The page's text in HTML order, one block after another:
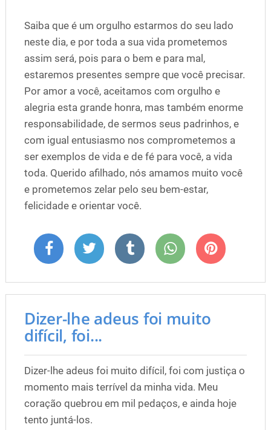
Saiba que é um orgulho estarmos do seu lado
neste dia, e por toda a sua vida prometemos
assim será, pois para o bem e para mal,
estaremos presentes sempre que você precisar.
Por amor a você, aceitamos com orgulho e
alegria esta grande honra, mas também enorme
responsabilidade, de sermos seus padrinhos, e
com igual entusiasmo nos comprometemos a
ser exemplos de vida e de fé para você, a vida
toda. Querido afilhado, nós amamos muito você
e prometemos zelar pelo seu bem-estar,
felicidade e orientar você.
Dizer-lhe adeus foi muito
difícil, foi...
Dizer-lhe adeus foi muito difícil, foi com justiça o
momento mais terrível da minha vida. Meu
coração quebrou em mil pedaços, e ainda hoje
tento juntá-los.